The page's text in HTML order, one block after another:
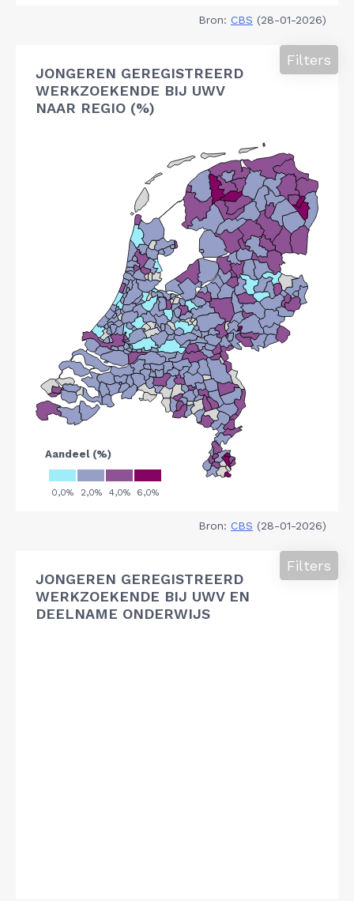
Bron: CBS (28-01-2026)
JONGEREN GEREGISTREERD
WERKZOEKENDE BIJ UWV
NAAR REGIO (%)
Filters
Bron: CBS (28-01-2026)
JONGEREN GEREGISTREERD
WERKZOEKENDE BIJ UWV EN
DEELNAME ONDERWIJS
Filters